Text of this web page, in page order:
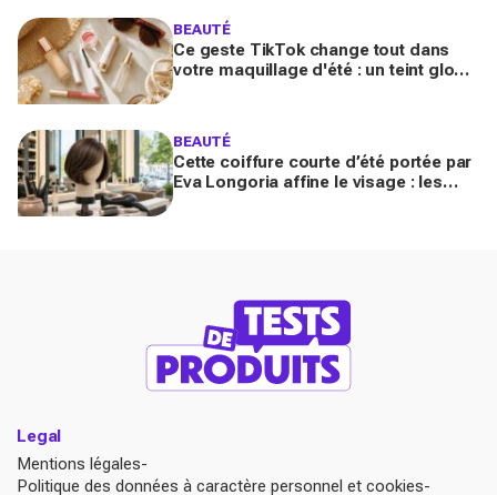
BEAUTÉ
Ce geste TikTok change tout dans
votre maquillage d'été : un teint glowy
BEAUTÉ
Cette coiffure courte d’été portée par
Eva Longoria affine le visage : les
Legal
Mentions légales
Politique des données à caractère personnel et cookies